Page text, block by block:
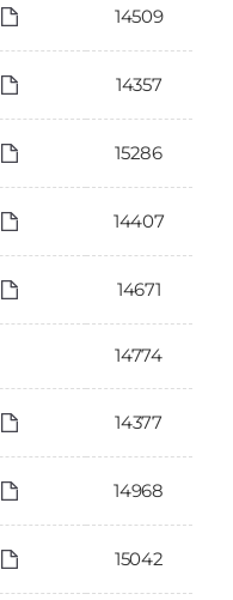
14509
14357
15286
14407
14671
14774
14377
14968
15042